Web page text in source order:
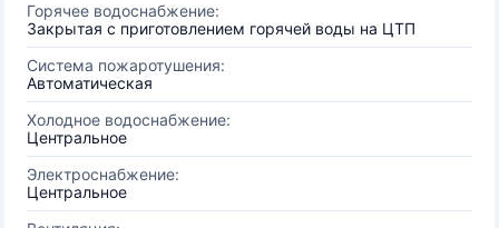
Горячее водоснабжение:
Закрытая с приготовлением горячей воды на ЦТП
Система пожаротушения:
Автоматическая
Холодное водоснабжение:
Центральное
Электроснабжение:
Центральное